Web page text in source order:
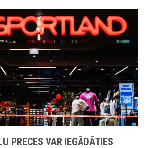
PRECES VAR IEGĀDĀTIES